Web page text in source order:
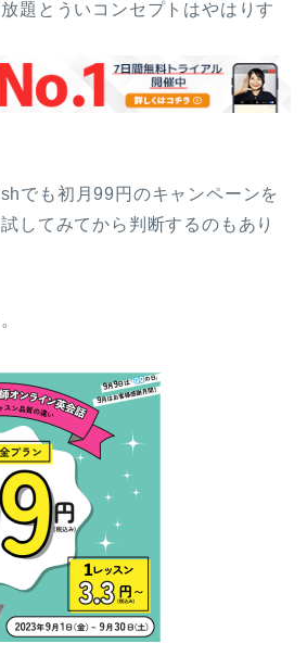
題とういコンセプトはやはりす
でも初月99円のキャンペーンを
してみてから判断するのもあり